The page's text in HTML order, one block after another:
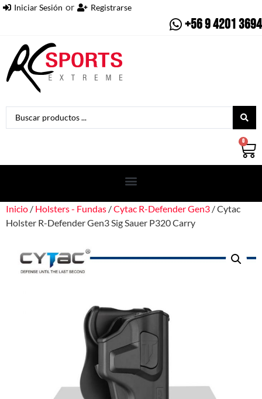
Iniciar Sesión or Registrarse
+56 9 4201 3694
0
Inicio / Holsters - Fundas /Cytac R-Defender Gen3 / Cytac
Holster R-Defender Gen3 Sig Sauer P320 Carry